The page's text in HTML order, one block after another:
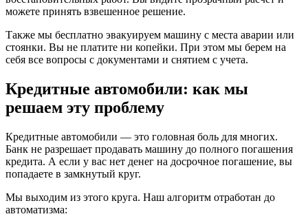
можете принять взвешенное решение.
Также мы бесплатно эвакуируем машину с места аварии или
стоянки. Вы не платите ни копейки. При этом мы берем на
себя все вопросы с документами и снятием с учета.
Кредитные автомобили: как мы
решаем эту проблему
Кредитные автомобили — это головная боль для многих.
Банк не разрешает продавать машину до полного погашения
кредита. А если у вас нет денег на досрочное погашение, вы
попадаете в замкнутый круг.
Мы выходим из этого круга. Наш алгоритм отработан до
автоматизма: